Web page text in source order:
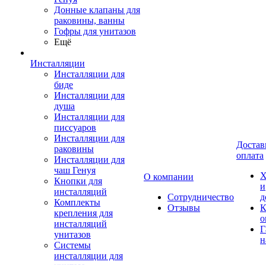
Донные клапаны для
раковины, ванны
Гофры для унитазов
Ещё
Инсталляции
Инсталляции для
биде
Инсталляции для
душа
Инсталляции для
писсуаров
Инсталляции для
раковины
Инсталляции для
чаш Генуя
Кнопки для
инсталляций
Комплекты
крепления для
инсталляций
унитазов
Системы
инсталляции для
О компании
Сотрудничество
Отзывы
оплата
и